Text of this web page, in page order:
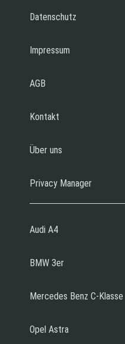
Datenschutz
Impressum
AGB
Kontakt
Über uns
Privacy Manager
Audi A4
BMW 3er
Mercedes Benz C-Klasse
Opel Astra